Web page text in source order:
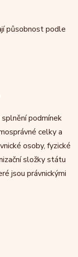
působnost podle
podmínek
celky a
osoby, fyzické
složky státu
jsou právnickými